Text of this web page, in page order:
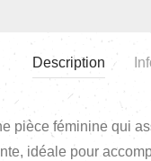
Description
pièce féminine qui
idéale pour